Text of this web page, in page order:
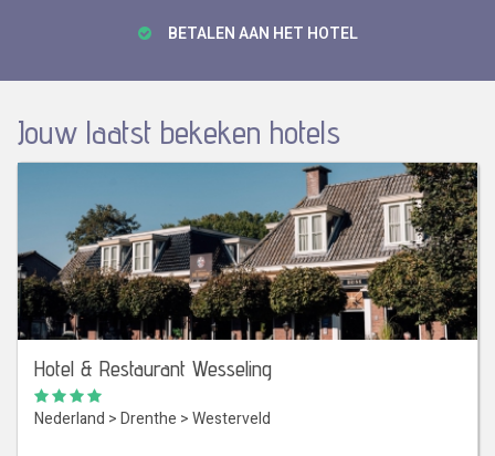
BETALEN AAN HET HOTEL
Jouw laatst bekeken hotels
Hotel & Restaurant Wesseling
Nederland >Drenthe >Westerveld